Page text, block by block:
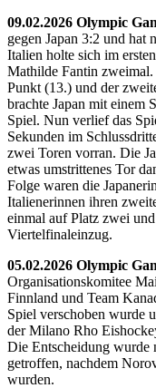
09.02.2026 Olympic
gegen Japan 3:2 und hat
Italien holte sich im
Mathilde Fantin
Punkt (13.) und der
brachte Japan mit einem
Spiel. Nun verlief das
Sekunden im
zwei Toren vorran. Die
etwas umstrittenes Tor
Folge waren die
Italienerinnen ihren
einmal auf Platz zwei
Viertelfinaleinzug.
05.02.2026 Olympic
Organisationskomitee
Finnland und Team
Spiel verschoben wurde
der Milano Rho
Die Entscheidung wurde
getroffen, nachdem
wurden.